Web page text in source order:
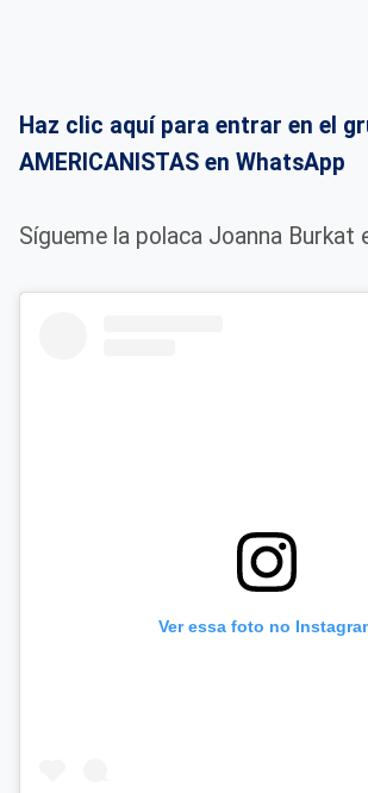
Haz clic aquí para entrar en el
AMERICANISTAS en WhatsApp
Sígueme la polaca Joanna Burkat
Ver essa foto no